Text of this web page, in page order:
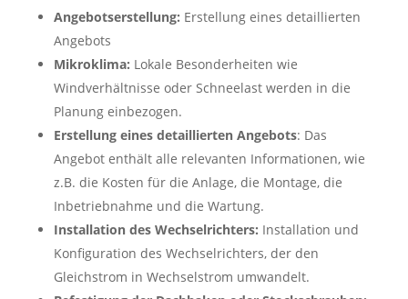
Angebotserstellung: Erstellung eines detaillierten
Angebots
Mikroklima: Lokale Besonderheiten wie
Windverhältnisse oder Schneelast werden in die
Planung einbezogen.
Erstellung eines detaillierten Angebots: Das
Angebot enthält alle relevanten Informationen, wie
z.B. die Kosten für die Anlage, die Montage, die
Inbetriebnahme und die Wartung.
Installation des Wechselrichters: Installation und
Konfiguration des Wechselrichters, der den
Gleichstrom in Wechselstrom umwandelt.